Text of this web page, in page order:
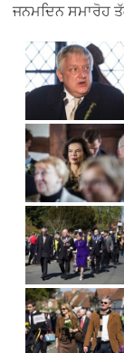
ਜਨਮਦਿਨ ਸਮਾਰੋਹ